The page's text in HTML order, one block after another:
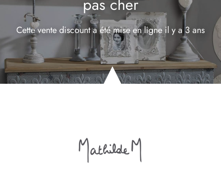
pas cher
Cette vente discount a été mise en ligneil y a 3 ans